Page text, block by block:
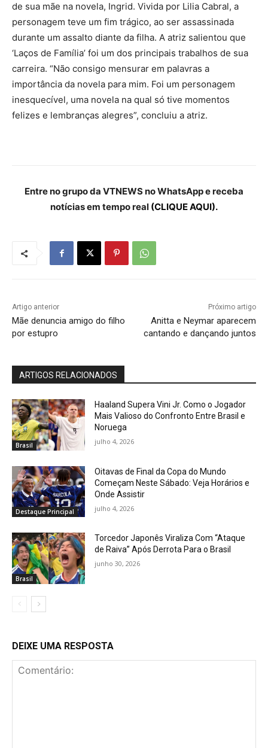
de sua mãe na novela, Ingrid. Vivida por Lilia Cabral, a
personagem teve um fim trágico, ao ser assassinada
durante um assalto diante da filha. A atriz salientou que
‘Laços de Família’ foi um dos principais trabalhos de sua
carreira. “Não consigo mensurar em palavras a
importância da novela para mim. Foi um personagem
inesquecível, uma novela na qual só tive momentos
felizes e lembranças alegres”, concluiu a atriz.
Entre no grupo da VTNEWS no WhatsApp e receba
notícias em tempo real (CLIQUE AQUI).
Artigo anterior
Mãe denuncia amigo do filho
por estupro
Próximo artigo
Anitta e Neymar aparecem
cantando e dançando juntos
ARTIGOS RELACIONADOS
Brasil
Haaland Supera Vini Jr. Como o Jogador
Mais Valioso do Confronto Entre Brasil e
Noruega
julho 4, 2026
Destaque Principal
Oitavas de Final da Copa do Mundo
Começam Neste Sábado: Veja Horários e
Onde Assistir
julho 4, 2026
Brasil
Torcedor Japonês Viraliza Com “Ataque
de Raiva” Após Derrota Para o Brasil
junho 30, 2026
DEIXE UMA RESPOSTA